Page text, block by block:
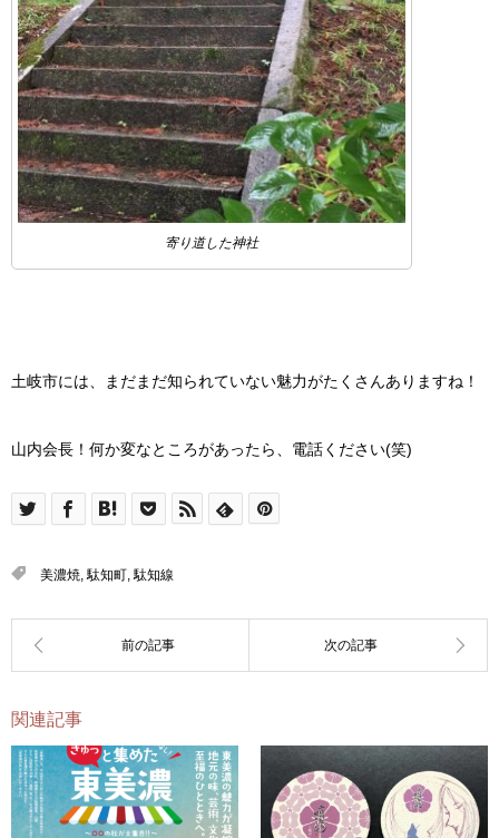
寄り道した神社
土岐市には、まだまだ知られていない魅力がたくさんありますね！
山内会長！何か変なところがあったら、電話ください(笑)
美濃焼 駄知町 駄知線
関連記事